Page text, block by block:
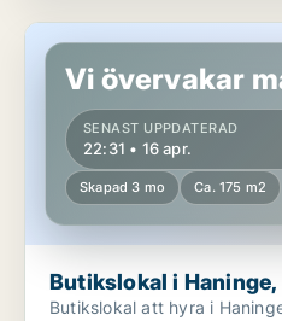
Butikslokal i Haninge, Handen
Vi övervakar
SENAST UPPDATERAD
22:31 • 16 apr.
Skapad 3 mo Ca. 175 m2
Butikslokal i Haninge,
Butikslokal att hyra i